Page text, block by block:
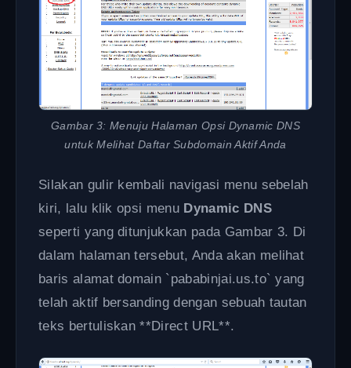
Gambar 3: Menuju Halaman Opsi Dynamic DNS
untuk Melihat Daftar Subdomain Aktif Anda
Silakan gulir kembali navigasi menu sebelah
kiri, lalu klik opsi menu Dynamic DNS
seperti yang ditunjukkan pada Gambar 3. Di
dalam halaman tersebut, Anda akan melihat
baris alamat domain `pababinjai.us.to` yang
telah aktif bersanding dengan sebuah tautan
teks bertuliskan **Direct URL**.